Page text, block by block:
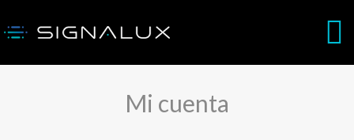
Mi cuenta